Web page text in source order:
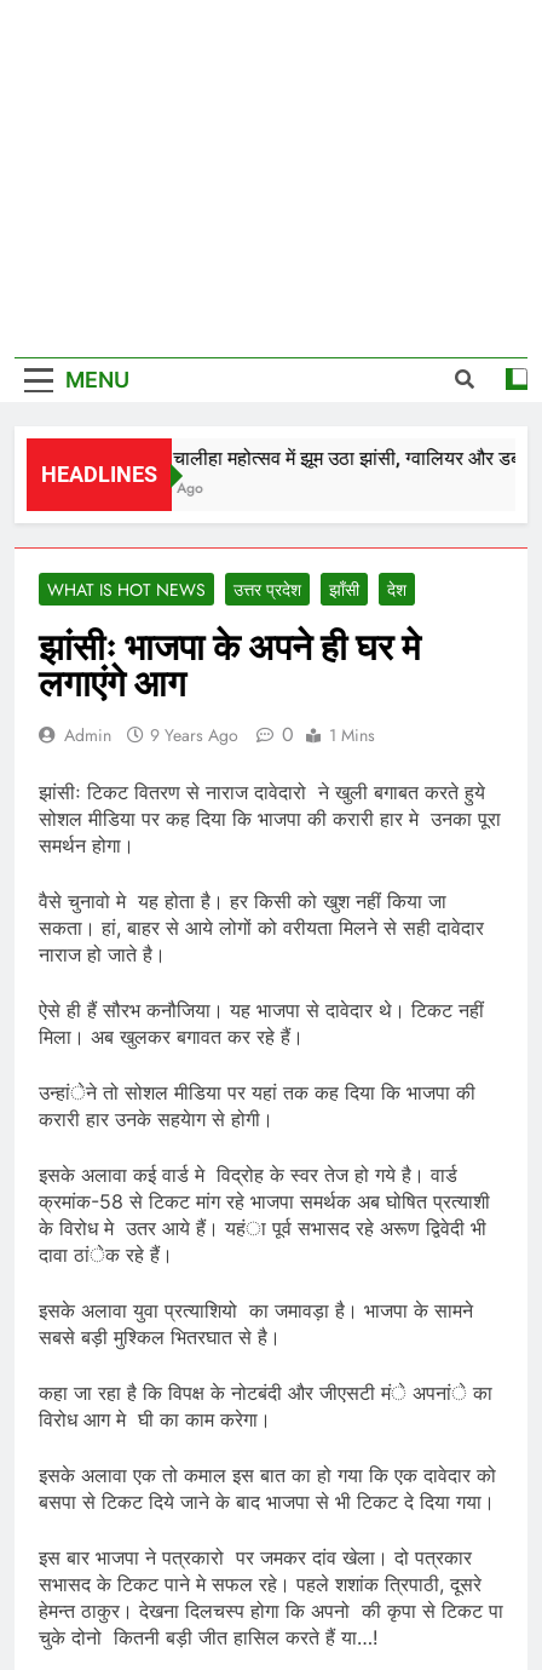
MENU
HEADLINES
*28वें चालीहा महोत्सव में झूम उठा झांसी, ग्वालियर और डबरा
2 Days Ago
WHAT IS HOT NEWS उत्तर प्रदेश झाँसी देश
झांसीः भाजपा के अपने ही घर मे
लगाएंगे आग
Admin 9 Years Ago 0 1 Mins
झांसीः टिकट वितरण से नाराज दावेदारो ने खुली बगाबत करते हुये
सोशल मीडिया पर कह दिया कि भाजपा की करारी हार मे उनका पूरा
समर्थन होगा।
वैसे चुनावो मे यह होता है। हर किसी को खुश नहीं किया जा
सकता। हां, बाहर से आये लोगों को वरीयता मिलने से सही दावेदार
नाराज हो जाते है।
ऐसे ही हैं सौरभ कनौजिया। यह भाजपा से दावेदार थे। टिकट नहीं
मिला। अब खुलकर बगावत कर रहे हैं।
उन्हांेने तो सोशल मीडिया पर यहां तक कह दिया कि भाजपा की
करारी हार उनके सहयेाग से होगी।
इसके अलावा कई वार्ड मे विद्रोह के स्वर तेज हो गये है। वार्ड
क्रमांक-58 से टिकट मांग रहे भाजपा समर्थक अब घोषित प्रत्याशी
के विरोध मे उतर आये हैं। यहंा पूर्व सभासद रहे अरूण द्विवेदी भी
दावा ठांेक रहे हैं।
इसके अलावा युवा प्रत्याशियो का जमावड़ा है। भाजपा के सामने
सबसे बड़ी मुश्किल भितरघात से है।
कहा जा रहा है कि विपक्ष के नोटबंदी और जीएसटी मंे अपनांे का
विरोध आग मे घी का काम करेगा।
इसके अलावा एक तो कमाल इस बात का हो गया कि एक दावेदार को
बसपा से टिकट दिये जाने के बाद भाजपा से भी टिकट दे दिया गया।
इस बार भाजपा ने पत्रकारो पर जमकर दांव खेला। दो पत्रकार
सभासद के टिकट पाने मे सफल रहे। पहले शशांक त्रिपाठी, दूसरे
हेमन्त ठाकुर। देखना दिलचस्प होगा कि अपनो की कृपा से टिकट पा
चुके दोनो कितनी बड़ी जीत हासिल करते हैं या…!